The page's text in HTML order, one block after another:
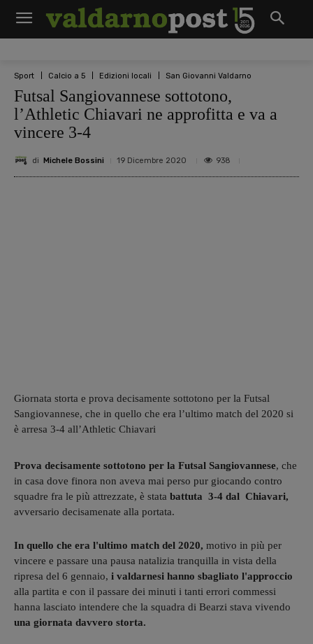
Sport Calcio a 5 Edizioni locali San Giovanni Valdarno
Futsal Sangiovannese sottotono,
l’Athletic Chiavari ne approfitta e va a
vincere 3-4
di Michele Bossini 19 Dicembre 2020 938
Giornata storta e prova decisamente sottotono per la Futsal
Sangiovannese, che in quello che era l’ultimo match del 2020 si
è arresa 3-4 all’Athletic Chiavari
Prova decisamente sottotono per la Futsal Sangiovannese, che
in casa dove finora non aveva mai perso pur giocando contro
squadre fra le più attrezzate, è stata battuta 3-4 dal Chiavari,
avversario decisamenate alla portata.
In quello che era l'ultimo match del 2020, motivo in più per
vincere e passare una pausa natalizia tranquilla in vista della
ripresa del 6 gennaio, i valdarnesi hanno sbagliato l'approccio
alla partita e con il passare dei minuti i tanti errori commessi
hanna lasciato intendere che la squadra di Bearzi stava vivendo
una giornata davvero storta.